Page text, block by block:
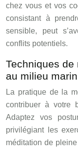
chez vous et vos
consistant à
sensible, peut
conflits potentiels.
Techniques
au milieu marin
La pratique de la
contribuer à votre
Adaptez vos
privilégiant les
méditation de